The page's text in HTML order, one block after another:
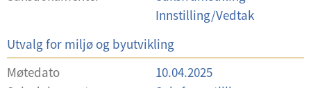
a
g
Innstilling/Vedtak
Møtedato 10.04.2025
U
t
v
Utvalg for miljø og byutvikling